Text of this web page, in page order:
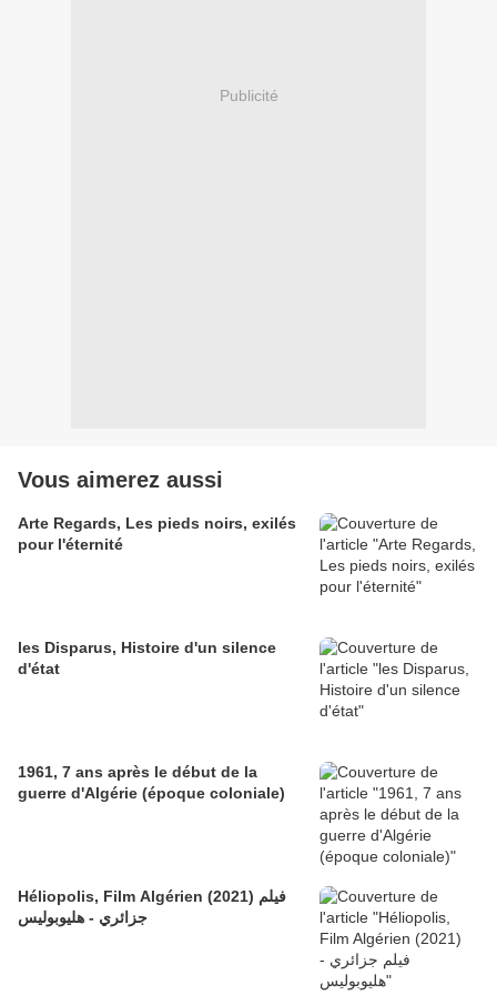
Publicité
Vous aimerez aussi
Arte Regards, Les pieds noirs, exilés
pour l'éternité
les Disparus, Histoire d'un silence
d'état
1961, 7 ans après le début de la
guerre d'Algérie (époque coloniale)
Héliopolis, Film Algérien (2021) فيلم
جزائري - هليوبوليس